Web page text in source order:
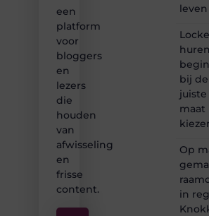
een
platform
voor
bloggers
en
lezers
die
houden
van
afwisseling
en
frisse
content.
leven
huren
bij de
juiste
maat
Op
in